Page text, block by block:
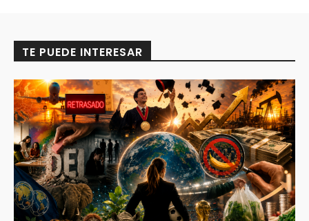
TE PUEDE INTERESAR